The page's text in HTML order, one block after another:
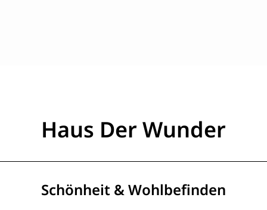
Haus Der Wunder
Schönheit & Wohlbefinden